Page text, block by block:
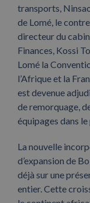
transports,
de Lomé, le
directeur du
Finances, Kossi
Lomé la
l’Afrique et la
est devenue
de remorquage,
équipages dans
La nouvelle
d’expansion de
déjà sur une
entier. Cette